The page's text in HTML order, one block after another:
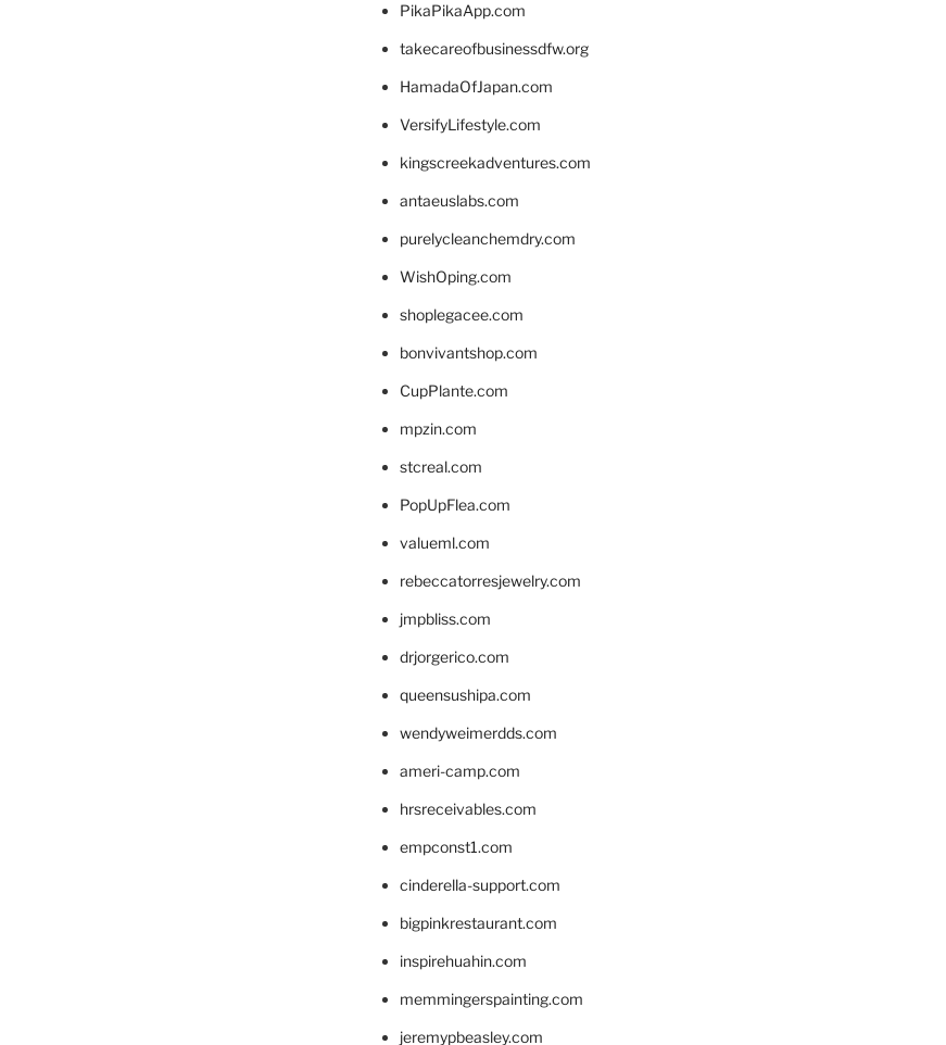
PikaPikaApp.com
takecareofbusinessdfw.org
HamadaOfJapan.com
VersifyLifestyle.com
kingscreekadventures.com
antaeuslabs.com
purelycleanchemdry.com
WishOping.com
shoplegacee.com
bonvivantshop.com
CupPlante.com
mpzin.com
stcreal.com
PopUpFlea.com
valueml.com
rebeccatorresjewelry.com
jmpbliss.com
drjorgerico.com
queensushipa.com
wendyweimerdds.com
ameri-camp.com
hrsreceivables.com
empconst1.com
cinderella-support.com
bigpinkrestaurant.com
inspirehuahin.com
memmingerspainting.com
jeremypbeasley.com